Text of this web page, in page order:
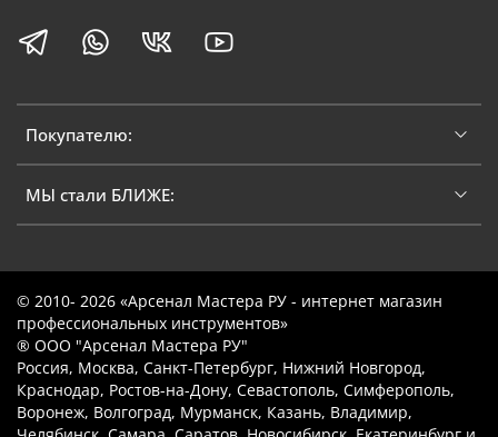
Покупателю:
МЫ стали БЛИЖЕ:
© 2010- 2026 «Арсенал Мастера РУ - интернет магазин
профессиональных инструментов»
® ООО "Арсенал Мастера РУ"
Россия, Москва, Санкт-Петербург, Нижний Новгород,
Краснодар, Ростов-на-Дону, Севастополь, Симферополь,
Воронеж, Волгоград, Мурманск, Казань, Владимир,